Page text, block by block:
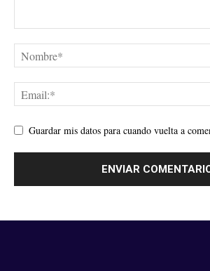
Guardar mis datos para cuando vuelta a